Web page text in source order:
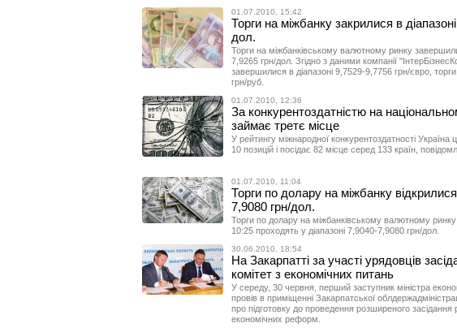
01.07.2010, 15:42
Торги на міжбанку закрилися в
дол.
Торги на міжбанківському валютному ринку
7,9265 грн/дол. Згідно з даними компанії
завершилися в діапазоні 9,7529-9,7756 грн/євро,
грн/руб.
01.07.2010, 12:36
За конкурентоздатністю на
займає третє місце
У рейтингу міжнародної конкурентоздатності Україна
10 позицій і посідає 82 місце серед 133 країн,
01.07.2010, 11:04
Торги по долару на міжбанку
7,9080 грн/дол.
Торги по долару на міжбанківському валютному ринку
10:25 проходять у діапазоні 7,9040-7,9080 грн/дол.
30.06.2010, 18:54
На Закарпатті за участі урядовців
комітет з економічних питань
У середу, 30 червня, перший заступник міністра
провів в приміщенні Закарпатської
про підготовку до проведення розширеного засідання
економічних реформ.